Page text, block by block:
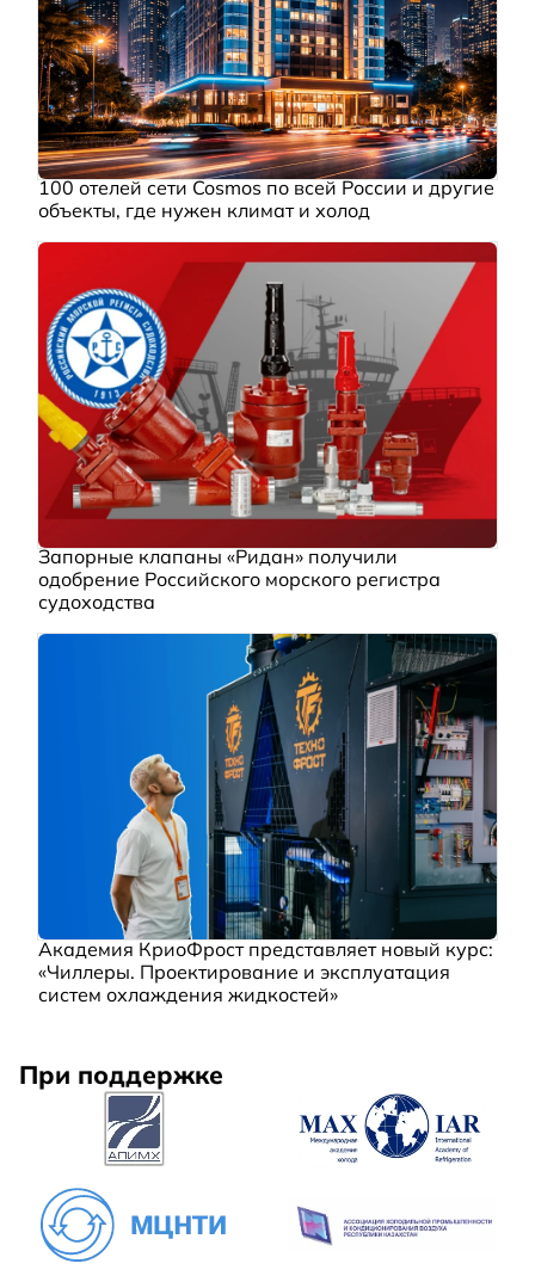
100 отелей сети Cosmos по всей России и другие
объекты, где нужен климат и холод
Запорные клапаны «Ридан» получили
одобрение Российского морского регистра
судоходства
Академия КриоФрост представляет новый курс:
«Чиллеры. Проектирование и эксплуатация
систем охлаждения жидкостей»
При поддержке